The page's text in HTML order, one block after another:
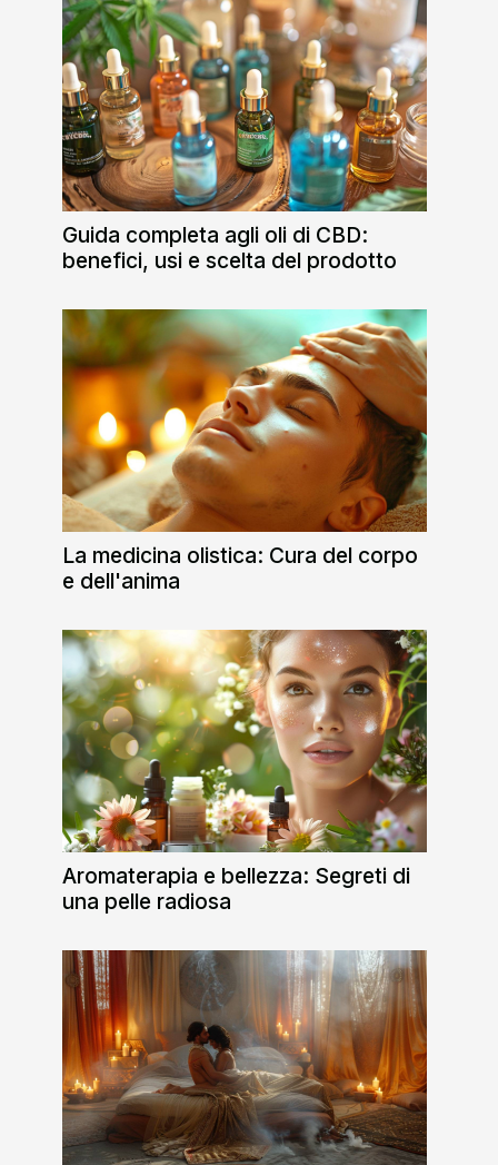
Guida completa agli oli di CBD:
benefici, usi e scelta del prodotto
La medicina olistica: Cura del corpo
e dell'anima
Aromaterapia e bellezza: Segreti di
una pelle radiosa